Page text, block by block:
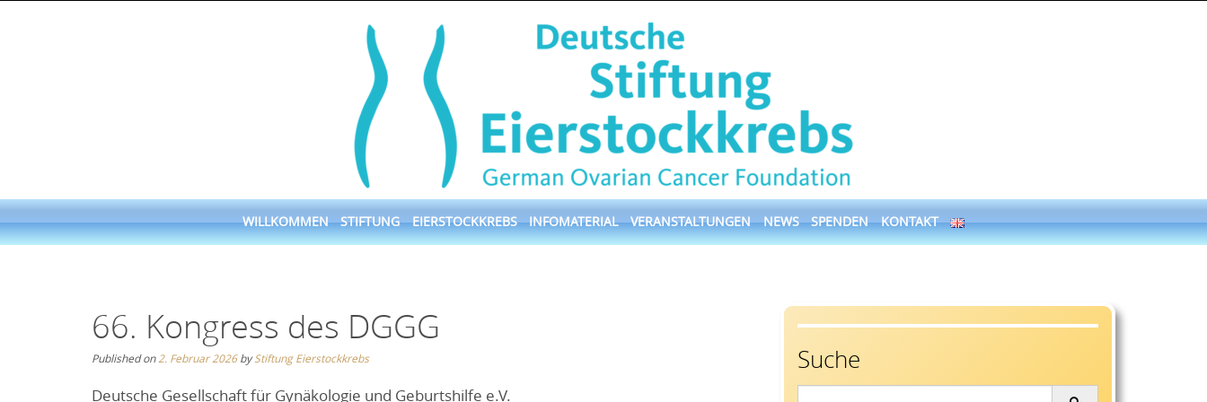
Skip
to
WILLKOMMEN STIFTUNG EIERSTOCKKREBS INFOMATERIAL VERANSTALTUNGEN NEWS SPENDEN KONTAKT
66. Kongress des DGGG
Published on2. Februar 2026byStiftung Eierstockkrebs
Deutsche Gesellschaft für Gynäkologie und Geburtshilfe e.V.
Suche